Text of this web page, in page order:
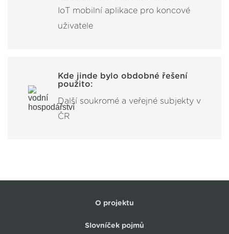
IoT mobilní aplikace pro koncové
uživatele
Kde jinde bylo obdobné řešení
použito:
Další soukromé a veřejné subjekty v
ČR
O projektu
Slovníček pojmů